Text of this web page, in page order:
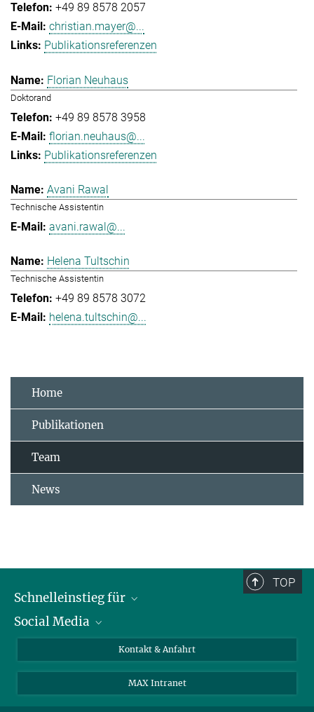
+49 89 8578 2057
christian.mayer@...
Publikationsreferenzen
Florian Neuhaus
Doktorand
+49 89 8578 3958
florian.neuhaus@...
Publikationsreferenzen
Avani Rawal
Technische Assistentin
avani.rawal@...
Helena Tultschin
Technische Assistentin
+49 89 8578 3072
helena.tultschin@...
Home
Publikationen
Team
News
TOP
Schnelleinstieg für
Journalist*innen
Bewerbende
Social Media
Instagram
LinkedIn
Kontakt & Anfahrt
MAX Intranet